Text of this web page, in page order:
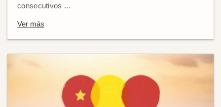
consecutivos ...
Ver más